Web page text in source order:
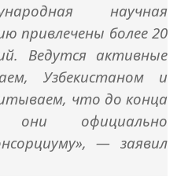
научная
привлечены более 20
Ведутся активные
Узбекистаном и
что до конца
официально
— заявил